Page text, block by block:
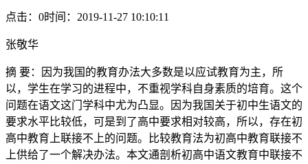
点击：0时间：2019-11-27 10:10:11
张敬华
摘 要：因为我国的教育办法大多数是以应试教育为主，所
以，学生在学习的进程中，不重视学科自身素质的培育。这个
问题在语文这门学科中尤为凸显。因为我国关于初中生语文的
要求水平比较低，可是到了高中要求相对较高，所以，存在初
高中教育上联接不上的问题。比较教育法为初高中教育联接不
上供给了一个解决办法。本文通剖析初高中语文教育中联接不